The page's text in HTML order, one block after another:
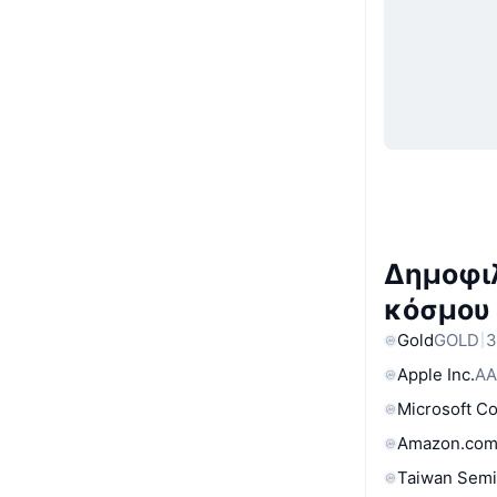
κόσμου
GoldGOLD
Apple Inc.
Microsoft
Taiwan